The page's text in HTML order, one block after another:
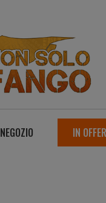
NEGOZIO IN